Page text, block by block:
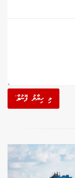
މި ހިޔާލު ފޮނުވާ'